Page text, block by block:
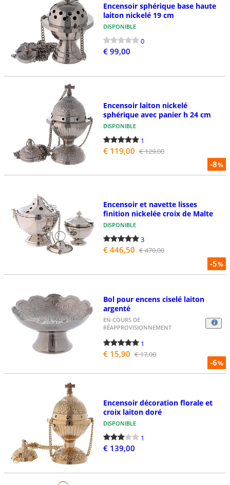
Encensoir sphérique base haute
laiton nickelé 19 cm
DISPONIBLE
0
€ 99,00
-8%
Encensoir laiton nickelé
sphérique avec panier h 24 cm
DISPONIBLE
1
€ 119,00 € 129,00
-5%
Encensoir et navette lisses
finition nickelée croix de Malte
DISPONIBLE
3
€ 446,50 € 470,00
-6%
Bol pour encens ciselé laiton
argenté
EN COURS DE
RÉAPPROVISIONNEMENT
1
€ 15,90 € 17,00
Encensoir décoration florale et
croix laiton doré
DISPONIBLE
1
€ 139,00